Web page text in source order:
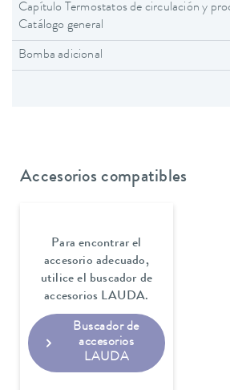
Capítulo Termostatos de circulación y
Catálogo general
Bomba adicional
Accesorios compatibles
Para encontrar el
accesorio adecuado,
utilice el buscador de
accesorios LAUDA.
Buscador de
accesorios
LAUDA